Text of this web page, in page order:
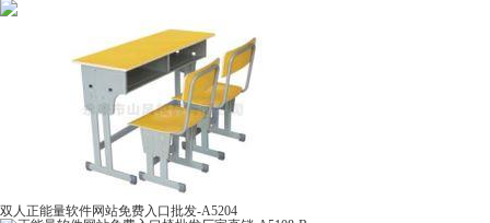
双人正能量软件网站免费入口批发-A5204